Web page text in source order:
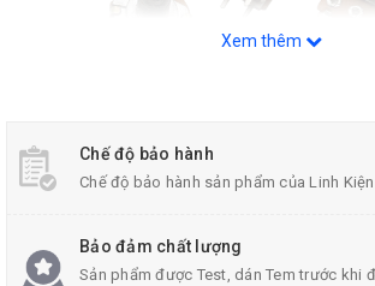
Chiết Áp Đôi 10K
Xem thêm
Chế độ bảo hành
Chế độ bảo hành sản phẩm của Linh
Bảo đảm chất lượng
Sản phẩm được Test, dán Tem trước khi